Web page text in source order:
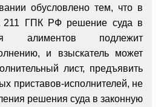
обусловлено тем, что в
211 ГПК РФ решение суда в
алиментов подлежит
и взыскатель может
лист, предъявить
приставов-исполнителей, не
решения суда в законную